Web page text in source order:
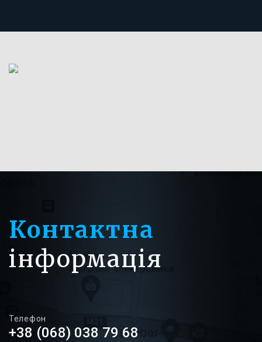
Контактна
інформація
Телефон
+38 (068) 038 79 68